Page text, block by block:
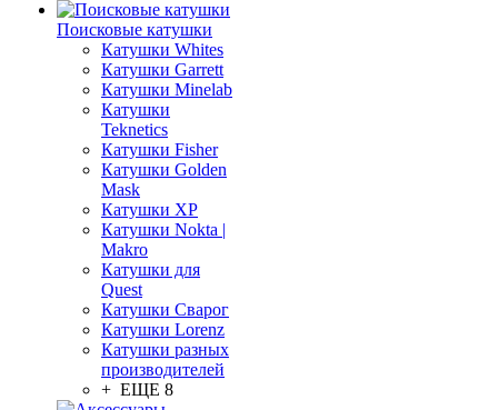
Поисковые катушки
Катушки Whites
Катушки Garrett
Катушки Minelab
Катушки
Teknetics
Катушки Fisher
Катушки Golden
Mask
Катушки XP
Катушки Nokta |
Makro
Катушки для
Quest
Катушки Сварог
Катушки Lorenz
Катушки разных
производителей
+ ЕЩЕ 8